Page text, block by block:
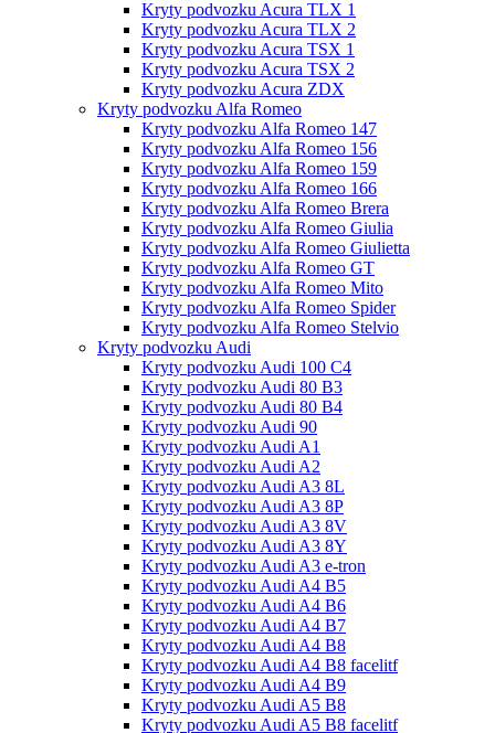
Kryty podvozku Acura TLX 1
Kryty podvozku Acura TLX 2
Kryty podvozku Acura TSX 1
Kryty podvozku Acura TSX 2
Kryty podvozku Acura ZDX
Kryty podvozku Alfa Romeo
Kryty podvozku Alfa Romeo 147
Kryty podvozku Alfa Romeo 156
Kryty podvozku Alfa Romeo 159
Kryty podvozku Alfa Romeo 166
Kryty podvozku Alfa Romeo Brera
Kryty podvozku Alfa Romeo Giulia
Kryty podvozku Alfa Romeo Giulietta
Kryty podvozku Alfa Romeo GT
Kryty podvozku Alfa Romeo Mito
Kryty podvozku Alfa Romeo Spider
Kryty podvozku Alfa Romeo Stelvio
Kryty podvozku Audi
Kryty podvozku Audi 100 С4
Kryty podvozku Audi 80 B3
Kryty podvozku Audi 80 B4
Kryty podvozku Audi 90
Kryty podvozku Audi A1
Kryty podvozku Audi A2
Kryty podvozku Audi A3 8L
Kryty podvozku Audi A3 8P
Kryty podvozku Audi A3 8V
Kryty podvozku Audi A3 8Y
Kryty podvozku Audi A3 e-tron
Kryty podvozku Audi A4 B5
Kryty podvozku Audi A4 B6
Kryty podvozku Audi A4 B7
Kryty podvozku Audi A4 B8
Kryty podvozku Audi A4 B8 facelitf
Kryty podvozku Audi A4 B9
Kryty podvozku Audi A5 B8
Kryty podvozku Audi A5 B8 facelitf